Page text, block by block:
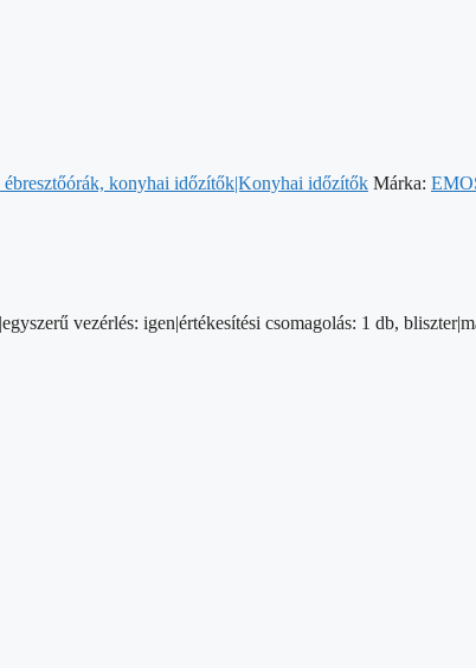
konyhai időzítők|Konyhai időzítők Márka:
vezérlés: igen|értékesítési csomagolás: 1 db,